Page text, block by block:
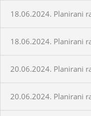
18.06.2024. Planirani
18.06.2024. Planirani
20.06.2024. Planirani
20.06.2024. Planirani